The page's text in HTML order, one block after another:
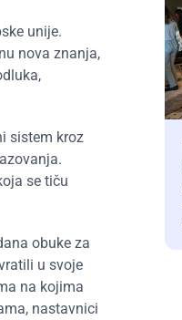
unije.
nova znanja,
sistem kroz
se tiču
obuke za
u svoje
na kojima
nastavnici